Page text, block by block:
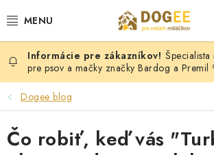
na
PSY
MAČKY
HLODAVCI
pre psov a mačky značky Bardog a Premil
Dogee blog
Čo robiť, keď vás